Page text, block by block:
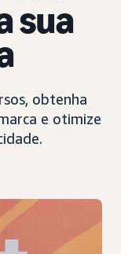
sua
obtenha
e otimize